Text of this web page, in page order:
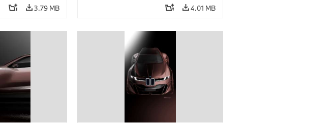
3.79 MB 4.01 MB